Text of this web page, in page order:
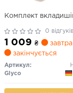
Комплект
0
1 009 ₴
завтра
закінчується
Артикул:
Glyco